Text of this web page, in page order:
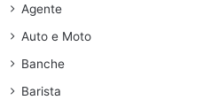
Agente
Auto e Moto
Banche
Barista